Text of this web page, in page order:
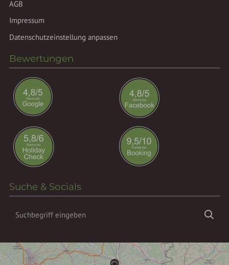
AGB
Impressum
Datenschutzeinstellung anpassen
Bewertungen
Suche & Socials
Suchbegriff